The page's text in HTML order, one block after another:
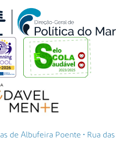
de Albufeira Poente • Rua das